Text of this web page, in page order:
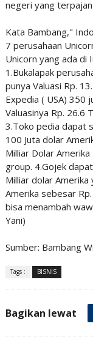
negeri yang
Kata Bambang,"
7 perusahaan
Unicorn yang ada di
1.Bukalapak
punya Valuasi Rp.
Expedia ( USA) 350
Valuasinya Rp. 26.6
3.Toko pedia dapat
100 Juta dolar
Milliar Dolar
group. 4.Gojek
Milliar dolar Amerika
Amerika sebesar
bisa menambah
Yani)
Sumber: Bambang
Tags : BISNIS
Bagikan lewat